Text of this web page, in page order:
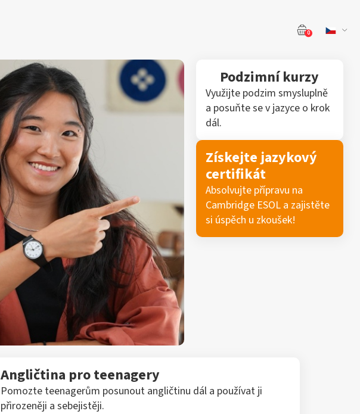
0
Angličtina pro teenagery
Pomozte teenagerům posunout angličtinu dál a používat ji
přirozeněji a sebejistěji.
Podzimní kurzy
Využijte podzim smysluplně
a posuňte se v jazyce o krok
dál.
Získejte jazykový
certifikát
Absolvujte přípravu na
Cambridge ESOL a zajistěte
si úspěch u zkoušek!